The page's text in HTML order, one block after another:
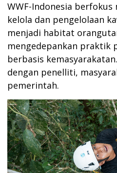
WWF-Indonesia
kelola dan pengelolaan
menjadi habitat
mengedepankan praktik
berbasis
dengan penelliti,
pemerintah.